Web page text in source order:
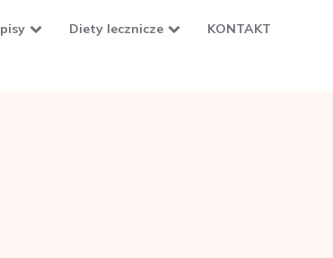
Diety lecznicze KONTAKT